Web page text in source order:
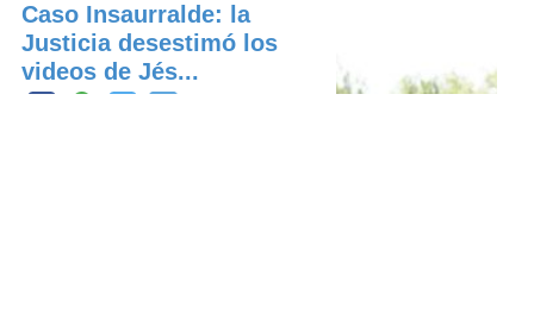
Caso Insaurralde: la
Justicia desestimó los
videos de Jés...